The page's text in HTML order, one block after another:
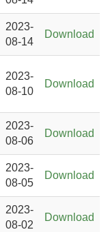
2023-
08-14
Download
2023-
08-10
Download
2023-
08-06
Download
2023-
08-05
Download
2023-
08-02
Download